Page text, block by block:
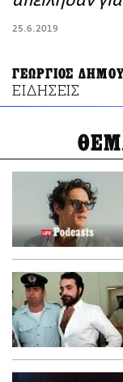
25.6.2019
ΓΕΩΡΓΙΟΣ
ΕΙΔΗΣΕΙΣ